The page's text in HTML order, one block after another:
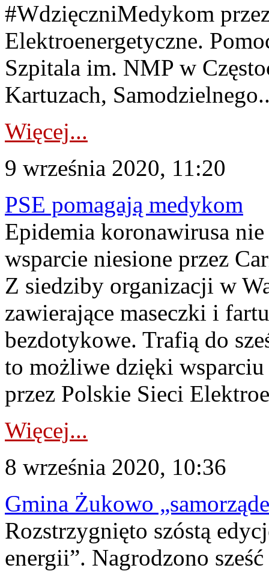
#WdzięczniMedykom
Elektroenergetyczne.
Szpitala im. NMP w
Kartuzach,
Więcej...
9 września 2020, 11:20
PSE pomagają medykom
Epidemia koronawirusa
wsparcie niesione przez
Z siedziby organizacji w
zawierające maseczki i
bezdotykowe. Trafią do
to możliwe dzięki
przez Polskie Sieci
Więcej...
8 września 2020, 10:36
Gmina Żukowo
Rozstrzygnięto szóstą
energii”. Nagrodzono